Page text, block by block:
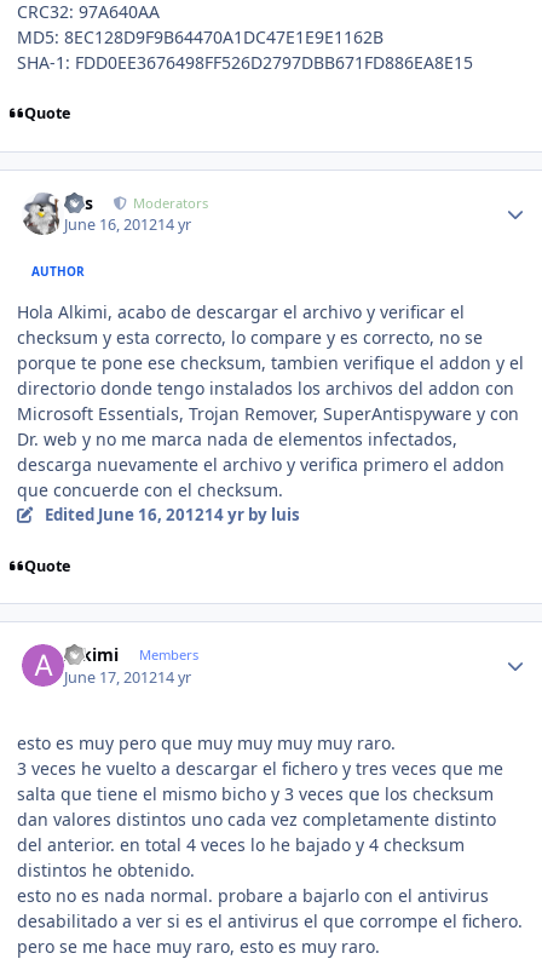
CRC32: 97A640AA
MD5: 8EC128D9F9B64470A1DC47E1E9E1162B
SHA-1: FDD0EE3676498FF526D2797DBB671FD886EA8E15
Quote
luis Moderators
June 16, 201214 yr
AUTHOR
Hola Alkimi, acabo de descargar el archivo y verificar el
checksum y esta correcto, lo compare y es correcto, no se
porque te pone ese checksum, tambien verifique el addon y el
directorio donde tengo instalados los archivos del addon con
Microsoft Essentials, Trojan Remover, SuperAntispyware y con
Dr. web y no me marca nada de elementos infectados,
descarga nuevamente el archivo y verifica primero el addon
que concuerde con el checksum.
Edited June 16, 201214 yrby luis
Quote
Alkimi Members
June 17, 201214 yr
esto es muy pero que muy muy muy muy raro.
3 veces he vuelto a descargar el fichero y tres veces que me
salta que tiene el mismo bicho y 3 veces que los checksum
dan valores distintos uno cada vez completamente distinto
del anterior. en total 4 veces lo he bajado y 4 checksum
distintos he obtenido.
esto no es nada normal. probare a bajarlo con el antivirus
desabilitado a ver si es el antivirus el que corrompe el fichero.
pero se me hace muy raro, esto es muy raro.